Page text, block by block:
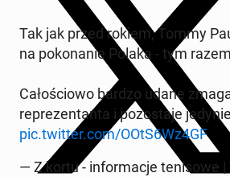
Tak jak przed rokiem, Tommy
na po­ko­na­nie Polaka - tym
Ca­ło­ścio­wo bardzo udane
re­pre­zen­tan­ta i po­zo­sta­je
pic.twitter.com/OOtS6Wz4GF
— Z kortu - in­for­ma­cje te­ni­so­we |